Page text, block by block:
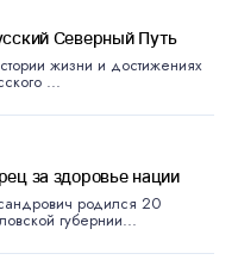
Северный Путь
жизни и достижениях
...
за здоровье нации
родился 20
губернии...